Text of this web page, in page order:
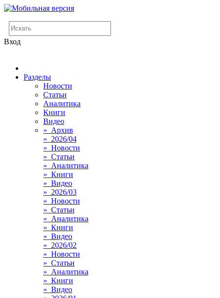
Вход
Разделы
Новости
Статьи
Аналитика
Книги
Видео
» Архив
» 2026/04
» Новости
» Статьи
» Аналитика
» Книги
» Видео
» 2026/03
» Новости
» Статьи
» Аналитика
» Книги
» Видео
» 2026/02
» Новости
» Статьи
» Аналитика
» Книги
» Видео